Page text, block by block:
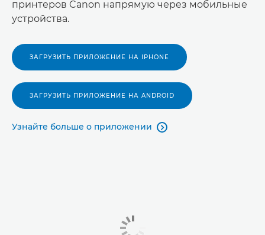
принтеров Canon напрямую через мобильные
устройства.
ЗАГРУЗИТЬ ПРИЛОЖЕНИЕ НА IPHONE
ЗАГРУЗИТЬ ПРИЛОЖЕНИЕ НА ANDROID
Узнайте больше о приложении 